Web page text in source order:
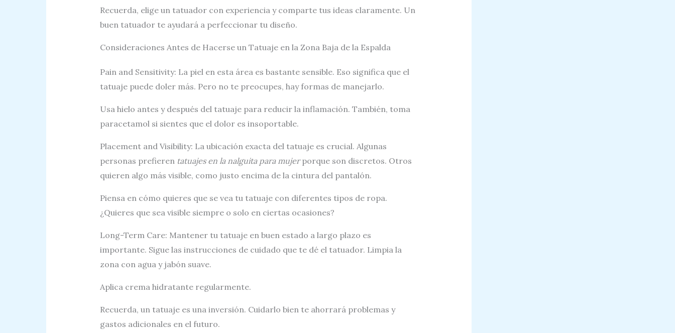
Recuerda, elige un tatuador con experiencia y comparte tus ideas claramente. Un
buen tatuador te ayudará a perfeccionar tu diseño.
Consideraciones Antes de Hacerse un Tatuaje en la Zona Baja de la Espalda
Pain and Sensitivity: La piel en esta área es bastante sensible. Eso significa que el
tatuaje puede doler más. Pero no te preocupes, hay formas de manejarlo.
Usa hielo antes y después del tatuaje para reducir la inflamación. También, toma
paracetamol si sientes que el dolor es insoportable.
Placement and Visibility: La ubicación exacta del tatuaje es crucial. Algunas
personas prefieren tatuajes en la nalguita para mujerporque son discretos. Otros
quieren algo más visible, como justo encima de la cintura del pantalón.
Piensa en cómo quieres que se vea tu tatuaje con diferentes tipos de ropa.
¿Quieres que sea visible siempre o solo en ciertas ocasiones?
Long-Term Care: Mantener tu tatuaje en buen estado a largo plazo es
importante. Sigue las instrucciones de cuidado que te dé el tatuador. Limpia la
zona con agua y jabón suave.
Aplica crema hidratante regularmente.
Recuerda, un tatuaje es una inversión. Cuidarlo bien te ahorrará problemas y
gastos adicionales en el futuro.